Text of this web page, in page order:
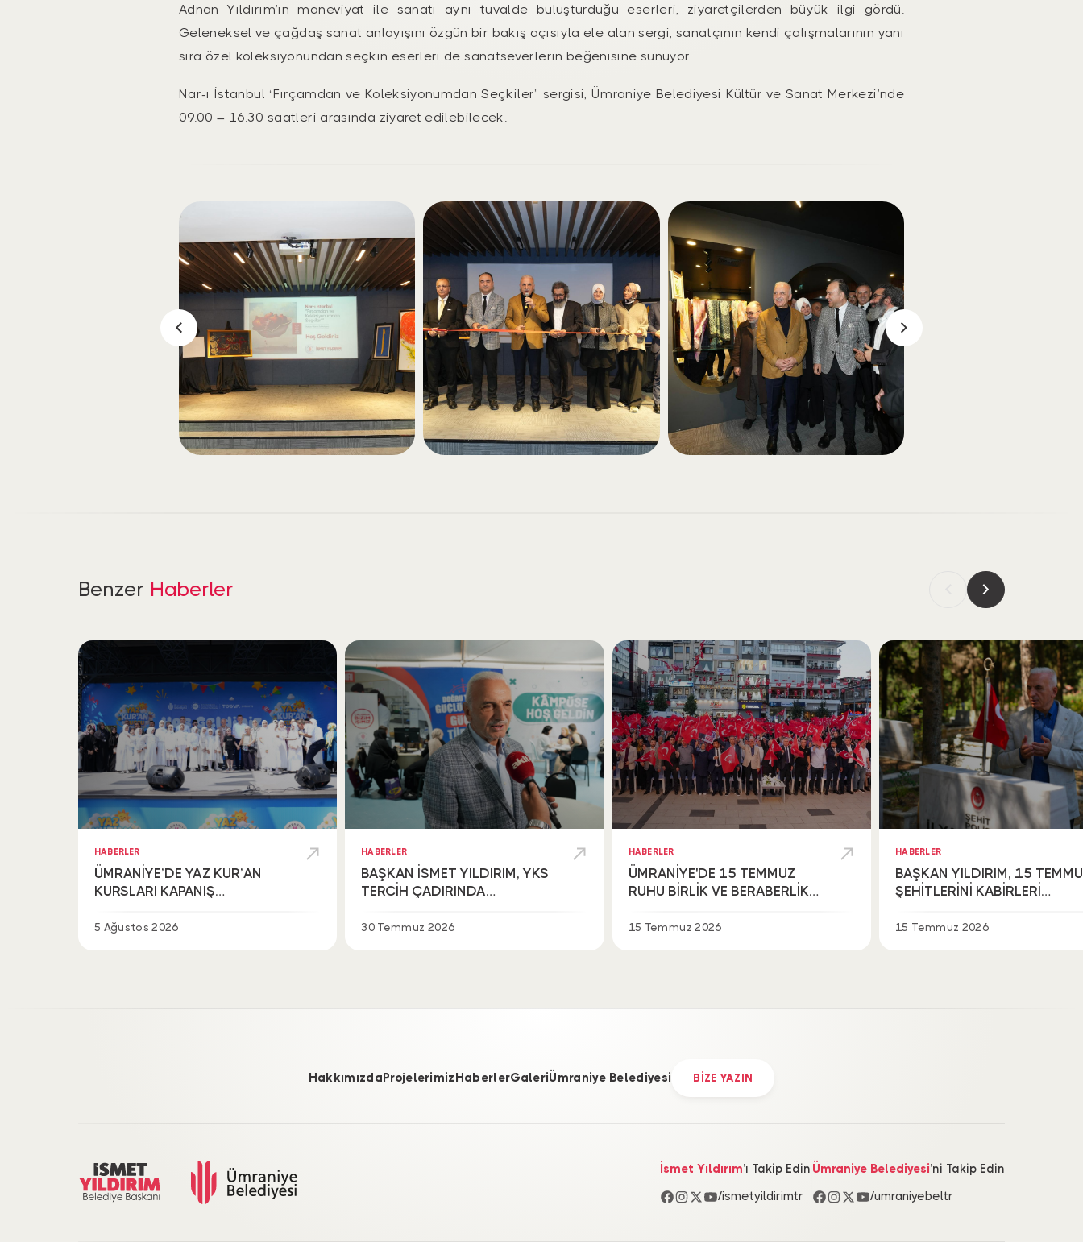
Adnan Yıldırım’ın maneviyat ile sanatı aynı tuvalde buluşturduğu eserleri, ziyaretçilerden büyük ilgi gördü.
Geleneksel ve çağdaş sanat anlayışını özgün bir bakış açısıyla ele alan sergi, sanatçının kendi çalışmalarının yanı
sıra özel koleksiyonundan seçkin eserleri de sanatseverlerin beğenisine sunuyor.
Nar-ı İstanbul “Fırçamdan ve Koleksiyonumdan Seçkiler” sergisi, Ümraniye Belediyesi Kültür ve Sanat Merkezi’nde
09.00 – 16.30 saatleri arasında ziyaret edilebilecek.
Benzer Haberler
HABERLER
ÜMRANİYE’DE YAZ KUR’AN
KURSLARI KAPANIŞ
5 Ağustos 2026
HABERLER
BAŞKAN İSMET YILDIRIM, YKS
TERCİH ÇADIRINDA
30 Temmuz 2026
HABERLER
ÜMRANİYE'DE 15 TEMMUZ
RUHU BİRLİK VE BERABERLİK
15 Temmuz 2026
HABERLER
BAŞKAN YILDIRIM, 15
ŞEHİTLERİNİ KABİRLERİ
15 Temmuz 2026
Hakkımızda Projelerimiz HaberlerGaleriÜmraniye Belediyesi BİZE YAZIN
İsmet Yıldırım’ı Takip Edin
/ismetyildirimtr
Ümraniye Belediyesi’ni Takip Edin
/umraniyebeltr